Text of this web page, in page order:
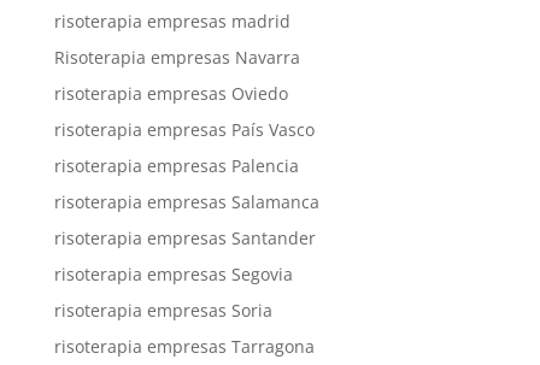
risoterapia empresas madrid
Risoterapia empresas Navarra
risoterapia empresas Oviedo
risoterapia empresas País Vasco
risoterapia empresas Palencia
risoterapia empresas Salamanca
risoterapia empresas Santander
risoterapia empresas Segovia
risoterapia empresas Soria
risoterapia empresas Tarragona